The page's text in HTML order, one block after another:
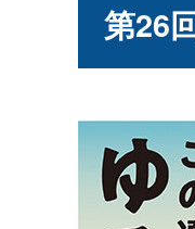
第26